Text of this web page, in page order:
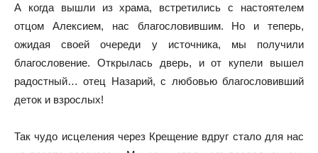
А когда вышли из храма, встретились с настоятелем
отцом Алексием, нас благословившим. Но и теперь,
ожидая своей очереди у источника, мы получили
благословение. Открылась дверь, и от купели вышел
радостный… отец Назарий, с любовью благословивший
деток и взрослых!
Так чудо исцеления через Крещение вдруг стало для нас